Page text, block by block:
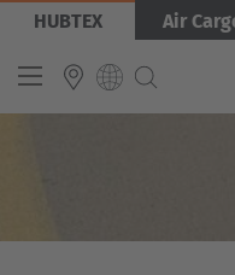
Aller
contenu
HUBTEX Air
Image